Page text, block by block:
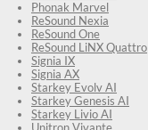
Phonak Marvel
ReSound Nexia
ReSound One
ReSound LiNX Quattro
Signia IX
Signia AX
Starkey Evolv AI
Starkey Genesis AI
Starkey Livio AI
Unitron Vivante